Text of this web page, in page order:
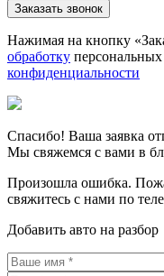
Нажимая на кнопку
обработку
конфиденциальности
Спасибо! Ваша заявка
Мы свяжемся с вами в
Произошла ошибка.
свяжитесь с нами по
Добавить авто на разбор